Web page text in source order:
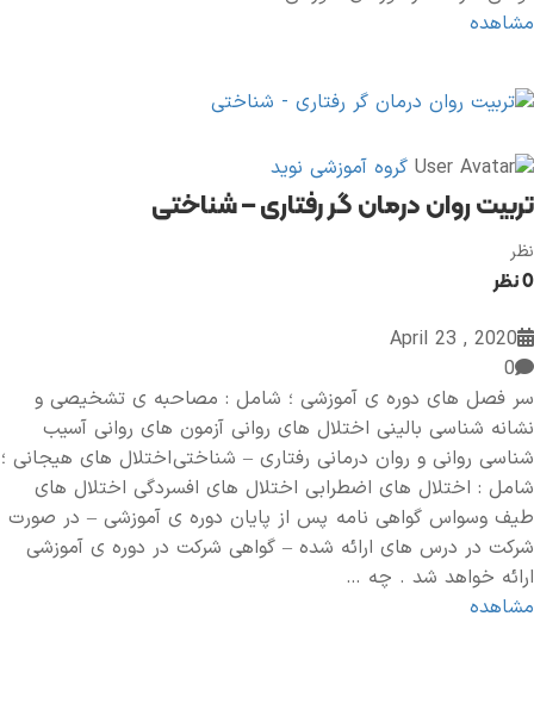
مشاهده
گروه آموزشی نوید
تربیت روان درمان گر رفتاری – شناختی
نظر
0 نظر
2020 , April 23
0
سر فصل های دوره ی آموزشی ؛ شامل : مصاحبه ی تشخیصی و
نشانه شناسی بالینی اختلال های روانی آزمون های روانی آسیب
شناسی روانی و روان درمانی رفتاری – شناختی اختلال های هیجانی ؛
شامل : اختلال های اضطرابی اختلال های افسردگی اختلال های
طیف وسواس گواهی نامه پس از پایان دوره ی آموزشی – در صورت
شرکت در درس های ارائه شده – گواهی شرکت در دوره ی آموزشی
ارائه خواهد شد . چه …
مشاهده